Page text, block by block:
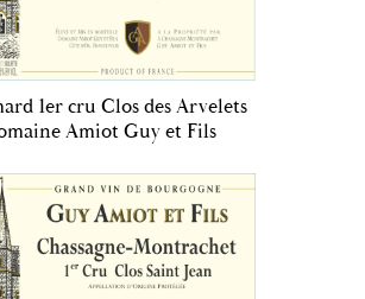
1er cru Clos des Arvelets
Amiot Guy et Fils